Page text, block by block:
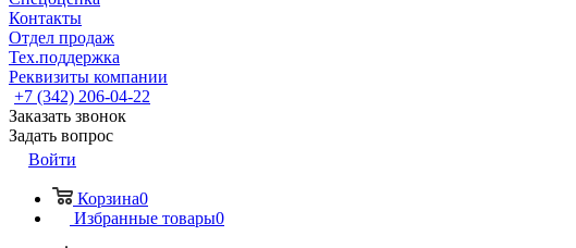
Контакты
Отдел продаж
Тех.поддержка
Реквизиты компании
+7 (342) 206-04-22
Заказать звонок
Задать вопрос
Войти
Корзина0
Избранные товары0